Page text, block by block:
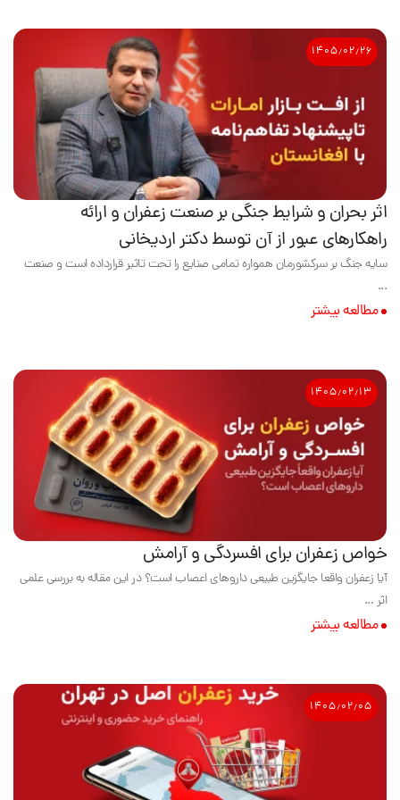
۱۴۰۵٫۰۲٫۲۶
اثر بحران و شرایط جنگی بر صنعت زعفران و ارائه
راهکارهای عبور از آن توسط دکتر اردیخانی
سایه جنگ بر سرکشورمان همواره تمامی صنایع را تحت تاثیر قرارداده است و صنعت
...
مطالعه بیشتر
۱۴۰۵٫۰۲٫۱۳
خواص زعفران برای افسردگی و آرامش
آیا زعفران واقعا جایگزین طبیعی داروهای اعصاب است؟ در این مقاله به بررسی علمی
اثر ...
مطالعه بیشتر
۱۴۰۵٫۰۲٫۰۵